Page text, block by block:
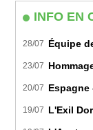
INFO EN
28/07 Équipe
23/07
20/07
19/07 L'Exil